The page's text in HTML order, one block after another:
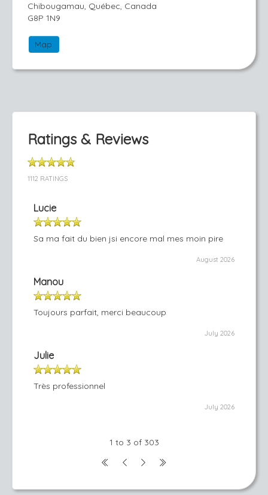
Chibougamau, Québec, Canada
G8P 1N9
Map
Ratings & Reviews
1112 RATINGS
Lucie
Sa ma fait du bien jsi encore mal mes moin pire
August 2026
Manou
Toujours parfait, merci beaucoup
July 2026
Julie
Très professionnel
July 2026
1 to 3 of 303